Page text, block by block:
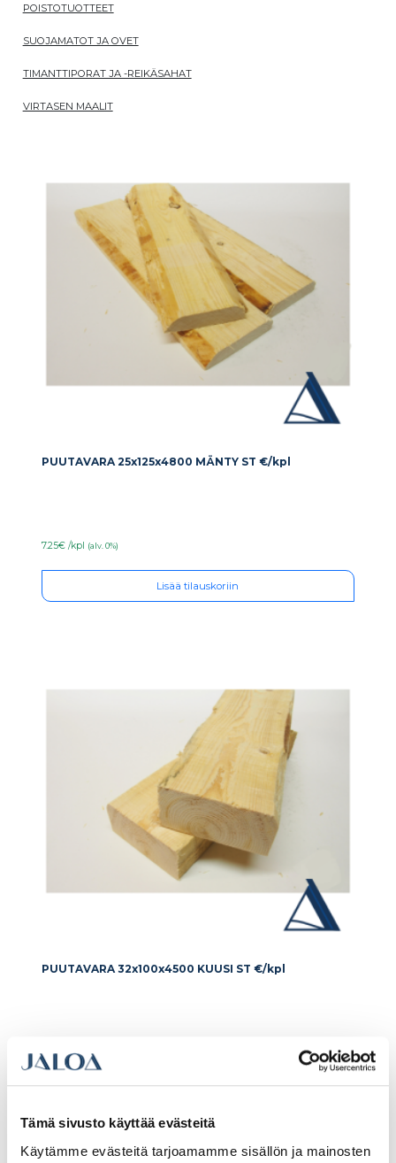
Tämä sivusto käyttää evästeitä
Käytämme evästeitä tarjoamamme sisällön ja mainosten
POISTOTUOTTEET
SUOJAMATOT JA OVET
TIMANTTIPORAT JA -REIKÄSAHAT
VIRTASEN MAALIT
PUUTAVARA 25x125x4800 MÄNTY ST €/kpl
7.25€ /kpl (alv. 0%)
Lisää tilauskoriin
PUUTAVARA 32x100x4500 KUUSI ST €/kpl
6.22€ /kpl (alv. 0%)